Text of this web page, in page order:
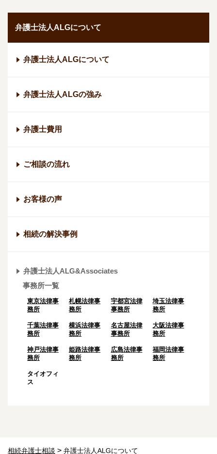
弁護士法人ALGについて
弁護士法人ALGについて
弁護士法人ALGの強み
弁護士費用
ご相談の流れ
お客様の声
相続の解決事例
弁護士法人ALG&Associates
事務所一覧
東京法律事
務所
札幌法律事
務所
宇都宮法律
事務所
埼玉法律事
務所
千葉法律事
務所
横浜法律事
務所
名古屋法律
事務所
大阪法律事
務所
神戸法律事
務所
姫路法律事
務所
広島法律事
務所
福岡法律事
務所
タイオフィ
ス
相続弁護士相談 > 弁護士法人ALGについて